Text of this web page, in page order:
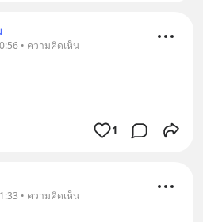
• ความคิดเห็น
1
• ความคิดเห็น